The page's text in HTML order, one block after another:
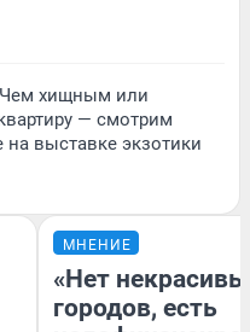
Чем хищным или
— смотрим
на выставке экзотики
МНЕНИЕ
«Нет
городов, есть